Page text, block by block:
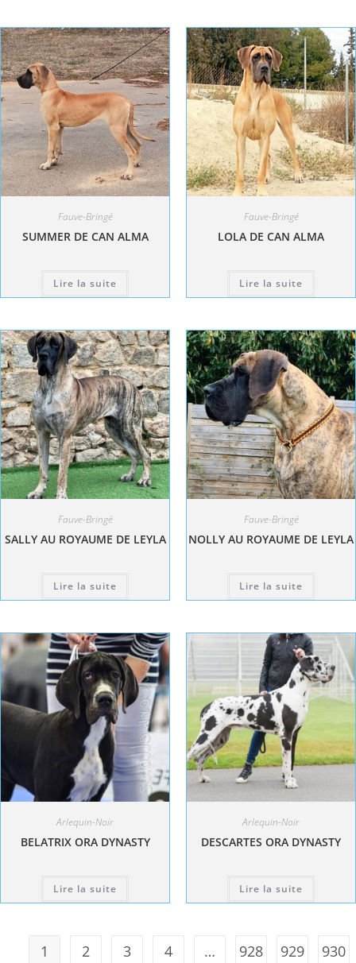
Fauve-Bringé
SUMMER DE CAN ALMA
Lire la suite
Fauve-Bringé
LOLA DE CAN ALMA
Lire la suite
Fauve-Bringé
SALLY AU ROYAUME DE LEYLA
Lire la suite
Fauve-Bringé
NOLLY AU ROYAUME DE LEYLA
Lire la suite
Arlequin-Noir
BELATRIX ORA DYNASTY
Lire la suite
Arlequin-Noir
DESCARTES ORA DYNASTY
Lire la suite
1 2 3 4 … 928 929 930